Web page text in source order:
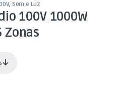
, Som e Luz
100V 1000W
Zonas